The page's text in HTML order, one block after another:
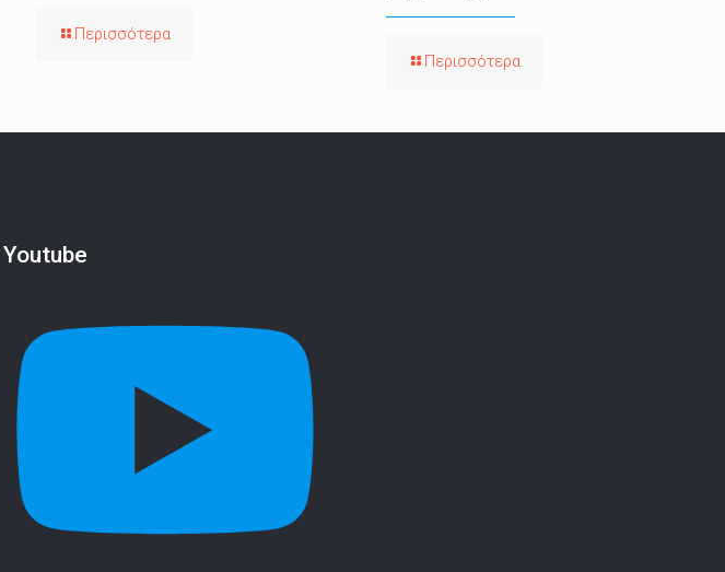
Περισσότερα
Περισσότερα
Youtube